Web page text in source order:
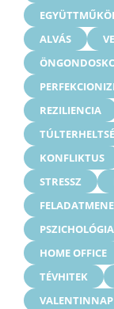
ALVÁS
REZILIENCIA
KONFLIKTUS
STRESSZ
PSZICHOLÓGIA
HOME OFFICE
TÉVHITEK
VALENTINNAP